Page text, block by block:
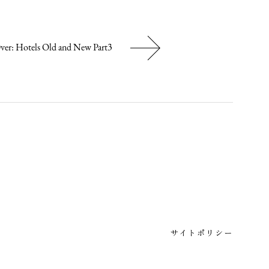
Hotels Old and New Part3
サイトポリシー